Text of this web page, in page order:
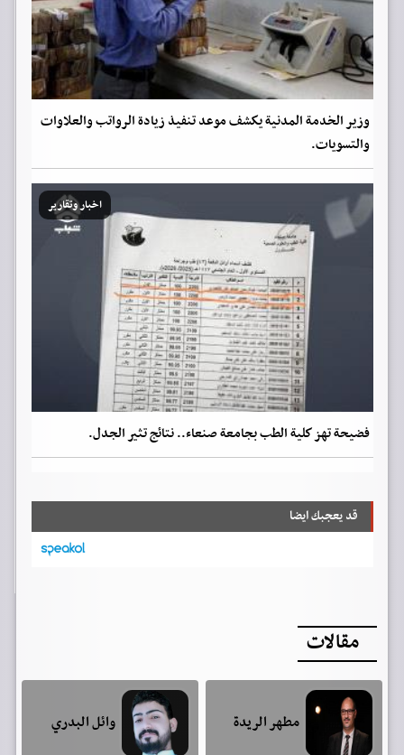
وزير الخدمة المدنية يكشف موعد تنفيذ زيادة الرواتب والعلاوات
والتسويات.
اخبار وتقارير
فضيحة تهز كلية الطب بجامعة صنعاء.. نتائج تثير الجدل.
قد يعجبك ايضا
مقالات
مطهر الريدة وائل البدري